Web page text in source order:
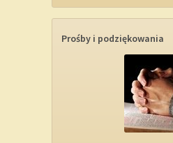
Prośby i podziękowania